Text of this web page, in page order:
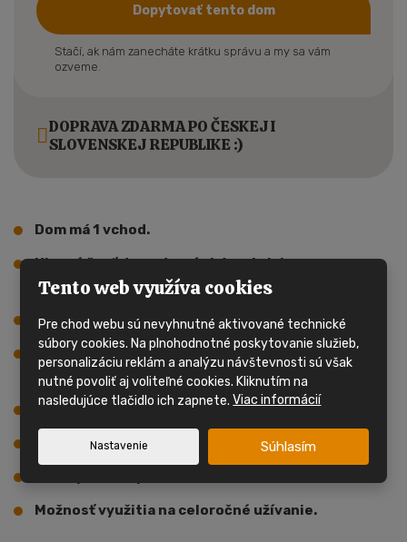
Dopytovať tento dom
Stačí, ak nám zanecháte krátku správu a my sa vám
ozveme.
DOPRAVA ZDARMA PO ČESKEJ I
SLOVENSKEJ REPUBLIKE :)
Dom má 1 vchod.
Hlavnú časť domu tvorí obývacia izba s
kuchynským kútom.
Dom má 2 spálne, celkom 3 postele.
V mobilnom dome sa nachádza kúpelňa so
sprchovým kútom, úmyvadlom a wc.
1x wc samostatne.
Mobilný dom má plynový kotol s radiátormi.
Možnosť využitia na celoročné užívanie.
Tento web využíva cookies
Pre chod webu sú nevyhnutné aktivované technické
súbory cookies. Na plnohodnotné poskytovanie služieb,
personalizáciu reklám a analýzu návštevnosti sú však
nutné povoliť aj voliteľné cookies. Kliknutím na
nasledujúce tlačidlo ich zapnete.Viac informácií
Nastavenie Súhlasím